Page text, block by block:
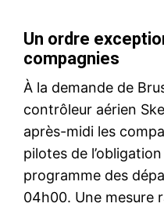
Un ordre
compagnies
À la demande de
contrôleur aérien
après-midi les
pilotes de
programme des
04h00. Une mesure